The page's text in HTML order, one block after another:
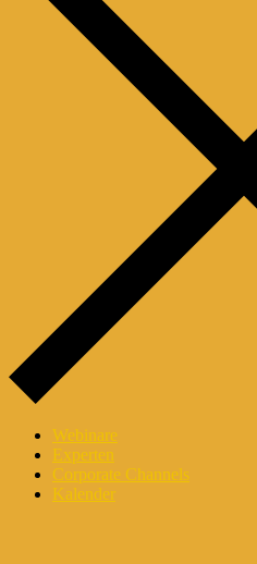
Webinare
Experten
Corporate Channels
Kalender